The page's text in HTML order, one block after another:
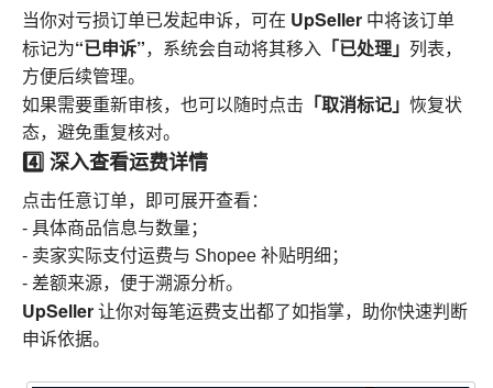
当你对亏损订单已发起申诉，可在 UpSeller 中将该订单
标记为“已申诉”，系统会自动将其移入 「已处理」 列表，
方便后续管理。
如果需要重新审核，也可以随时点击
「取消标记」 恢复状
态，避免重复核对。
4️⃣ 深入查看运费详情
点击任意订单，即可展开查看：
- 具体商品信息与数量；
- 卖家实际支付运费与 Shopee 补贴明细；
- 差额来源，便于溯源分析。
UpSeller 让你对每笔运费支出都了如指掌，助你快速判断
申诉依据。